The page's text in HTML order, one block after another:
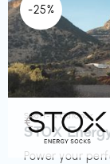
-25%
Sport- & Outdoor
STOX
Power your
€‎